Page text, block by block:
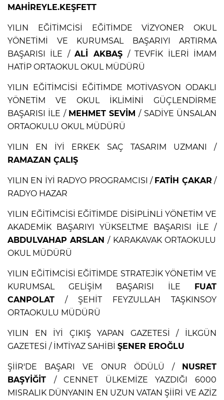
MAHİREYLE.KEŞFETT
YILIN EĞİTİMCİSİ EĞİTİMDE VİZYONER OKUL
YÖNETİMİ VE KURUMSAL BAŞARIYI ARTIRMA
BAŞARISI İLE /ALİ AKBAŞ / TEVFİK İLERİ İMAM
HATİP ORTAOKUL OKUL MÜDÜRÜ
YILIN EĞİTİMCİSİ EĞİTİMDE MOTİVASYON ODAKLI
YÖNETİM VE OKUL İKLİMİNİ GÜÇLENDİRME
BAŞARISI İLE / MEHMET SEVİM/ SADİYE ÜNSALAN
ORTAOKULU OKUL MÜDÜRÜ
YILIN EN İYİ ERKEK SAÇ TASARIM UZMANI /
RAMAZAN ÇALIŞ
YILIN EN İYİ RADYO PROGRAMCISI / FATİH ÇAKAR /
RADYO HAZAR
YILIN EĞİTİMCİSİ EĞİTİMDE DİSİPLİNLİ YÖNETİM VE
AKADEMİK BAŞARIYI YÜKSELTME BAŞARISI İLE /
ABDULVAHAP ARSLAN/ KARAKAVAK ORTAOKULU
OKUL MÜDÜRÜ
YILIN EĞİTİMCİSİ EĞİTİMDE STRATEJİK YÖNETİM VE
KURUMSAL GELİŞİM BAŞARISI İLE
FUAT
CANPOLAT / ŞEHİT FEYZULLAH TAŞKINSOY
ORTAOKULU MÜDÜRÜ
YILIN EN İYİ ÇIKIŞ YAPAN GAZETESİ / İLKGÜN
GAZETESİ / İMTİYAZ SAHİBİ ŞENER EROĞLU
ŞİİR'DE BAŞARI VE ONUR ÖDÜLÜ /
NUSRET
BAŞYİĞİT / CENNET ÜLKEMİZE YAZDIĞI 6000
MISRALIK DÜNYANIN EN UZUN VATAN ŞİİRİ VE AZİZ